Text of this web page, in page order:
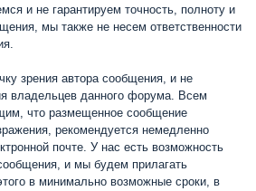
и не гарантируем точность, полноту и
мы также не несем ответственности
зрения автора сообщения, и не
владельцев данного форума. Всем
что размещенное сообщение
рекомендуется немедленно
почте. У нас есть возможность
и мы будем прилагать
в минимально возможные сроки, в